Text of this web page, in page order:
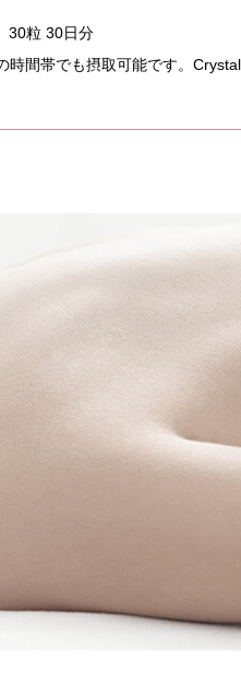
粒 30日分
間帯でも摂取可能です。